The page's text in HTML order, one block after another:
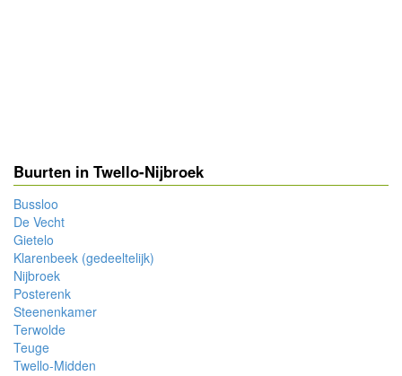
Buurten in Twello-Nijbroek
Bussloo
De Vecht
Gietelo
Klarenbeek (gedeeltelijk)
Nijbroek
Posterenk
Steenenkamer
Terwolde
Teuge
Twello-Midden